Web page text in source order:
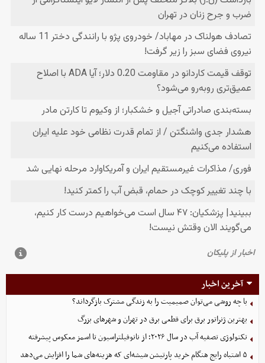
آخرین اخبار
با چه روشی می‌توان صمیمیت را به زندگی مشترک بازگرداند؟
بهترین ژنراتور برق برای قطعی برق در تهران و شهرهای بزرگ
تکنولوژی تصفیه آب در سال ۲۰۲۶؛ از نانوفیلتراسیون تا اسمز معکوس پیشرفته
۵ اشتباه رایج هنگام خرید پارتیشن شیشه‌ای که هزینه‌های شما را افزایش می‌دهد